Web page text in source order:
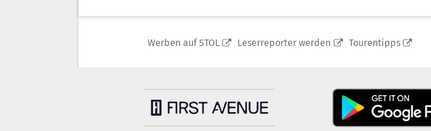
Werben auf STOL Leserreporter werden Tourentipps